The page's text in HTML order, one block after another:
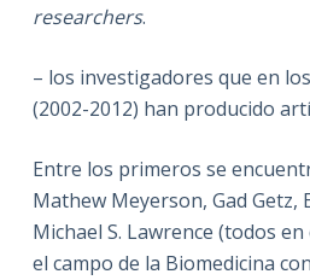
researchers.
– los investigadores que en
(2002-2012) han producido
Entre los primeros se
Mathew Meyerson, Gad Getz,
Michael S. Lawrence (todos
el campo de la Biomedicina